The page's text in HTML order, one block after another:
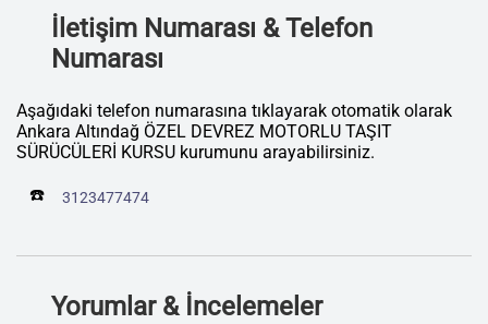
İletişim Numarası & Telefon
Numarası
Aşağıdaki telefon numarasına tıklayarak otomatik olarak
Ankara Altındağ ÖZEL DEVREZ MOTORLU TAŞIT
SÜRÜCÜLERİ KURSU kurumunu arayabilirsiniz.
☎️ 3123477474
Yorumlar & İncelemeler